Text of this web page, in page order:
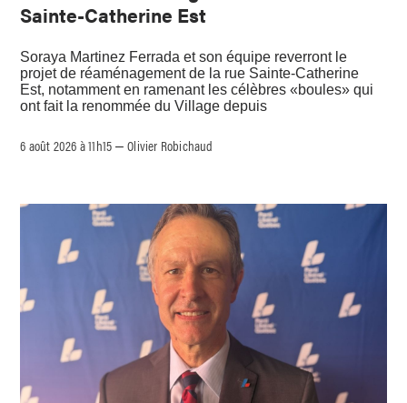
Sainte-Catherine Est
Soraya Martinez Ferrada et son équipe reverront le
projet de réaménagement de la rue Sainte-Catherine
Est, notamment en ramenant les célèbres «boules» qui
ont fait la renommée du Village depuis
6 août 2026 à 11h15 –Olivier Robichaud